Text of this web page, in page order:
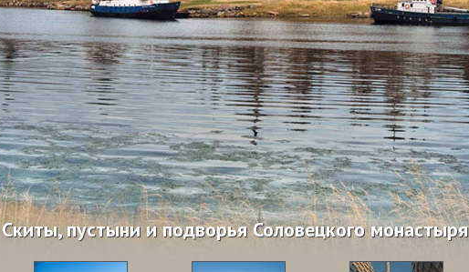
Скиты, пустыни и подворья Соловецкого монастыря